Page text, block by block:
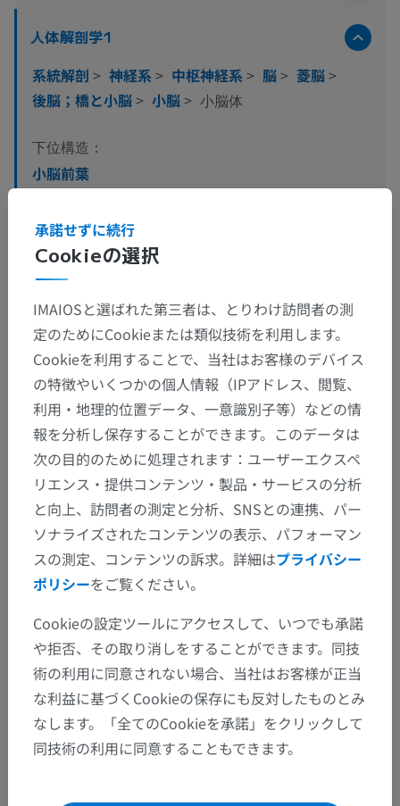
人体解剖学1
系統解剖 > 神経系> 中枢神経系> 脳> 菱脳>
後脳；橋と小脳> 小脳> 小脳体
下位構造：
小脳前葉
人体神経解剖学
動物の比較解剖学
翻訳
間違いを発見しましたか？
修正や翻訳、内容の改善の提案がありましたらどう
ぞお知らせください。
問題を報告
アプリを入手
Cookieの選択
承諾せずに続行
IMAIOSと選ばれた第三者は、とりわけ訪問者の測
定のためにCookieまたは類似技術を利用します。
Cookieを利用することで、当社はお客様のデバイス
の特徴やいくつかの個人情報（IPアドレス、閲覧、
利用・地理的位置データ、一意識別子等）などの情
報を分析し保存することができます。このデータは
次の目的のために処理されます：ユーザーエクスペ
リエンス・提供コンテンツ・製品・サービスの分析
と向上、訪問者の測定と分析、SNSとの連携、パー
ソナライズされたコンテンツの表示、パフォーマン
スの測定、コンテンツの訴求。詳細はプライバシー
ポリシーをご覧ください。
Cookieの設定ツールにアクセスして、いつでも承諾
や拒否、その取り消しをすることができます。同技
術の利用に同意されない場合、当社はお客様が正当
な利益に基づくCookieの保存にも反対したものとみ
なします。「全てのCookieを承諾」をクリックして
同技術の利用に同意することもできます。